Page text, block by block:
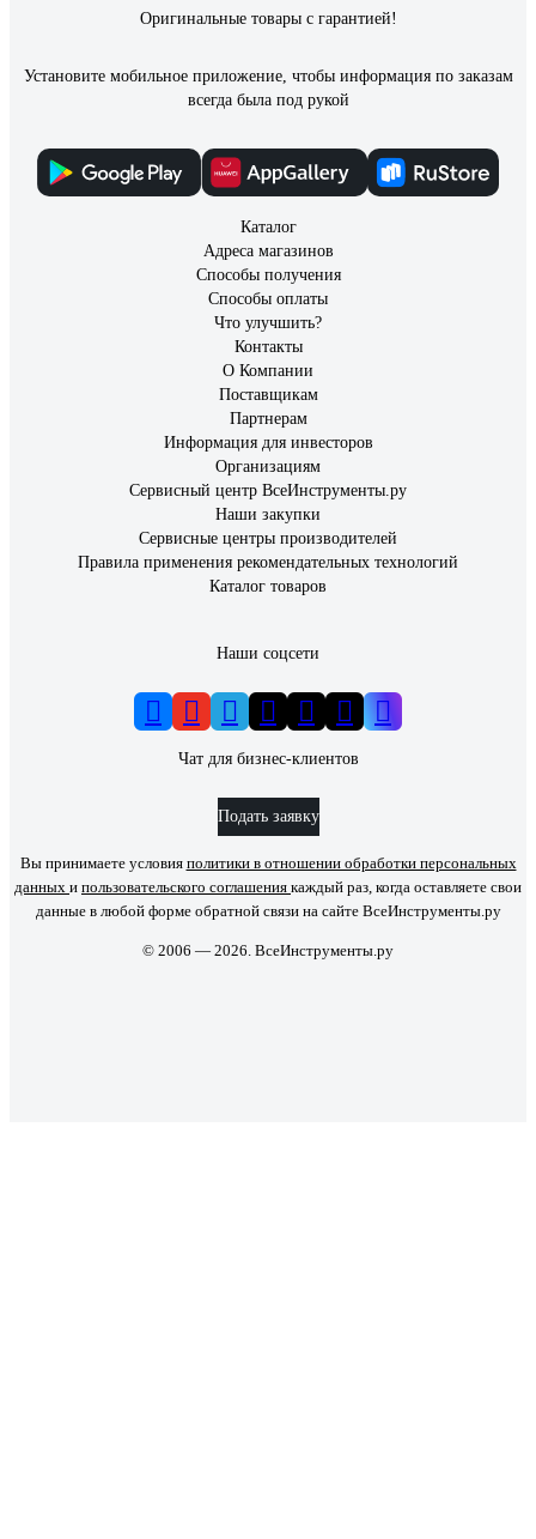
Оригинальные товары с гарантией!
Установите мобильное приложение, чтобы информация по заказам
всегда была под рукой
Каталог
Адреса магазинов
Способы получения
Способы оплаты
Что улучшить?
Контакты
О Компании
Поставщикам
Партнерам
Информация для инвесторов
Организациям
Сервисный центр ВсеИнструменты.ру
Наши закупки
Сервисные центры производителей
Правила применения рекомендательных технологий
Каталог товаров
Наши соцсети
Чат для бизнес-клиентов
Подать заявку
Вы принимаете условия политики в отношении обработки персональных
данных и пользовательского соглашения каждый раз, когда оставляете свои
данные в любой форме обратной связи на сайте ВсеИнструменты.ру
© 2006 — 2026. ВсеИнструменты.ру